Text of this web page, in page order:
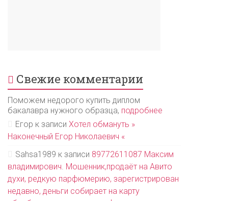
Свежие комментарии
Поможем недорого купить диплом
бакалавра нужного образца, подробнее
Егор к записиХотел обмануть »
Наконечный Егор Николаевич «
Sahsa1989 к записи 89772611087 Максим
владимирович. Мошенник,продаёт на Авито
духи, редкую парфюмерию, зарегистрирован
недавно, деньги собирает на карту